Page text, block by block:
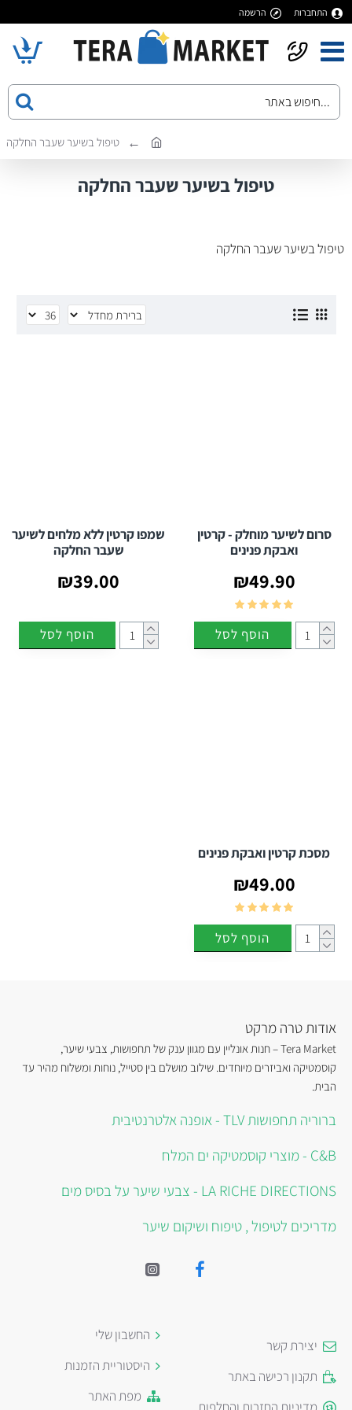
התחברות הרשמה
טיפול בשיער שעבר החלקה
טיפול בשיער שעבר החלקה
טיפול בשיער שעבר החלקה
סרום לשיער מוחלק - קרטין
ואבקת פנינים
₪49.90
הוסף לסל
שמפו קרטין ללא מלחים לשיער
שעבר החלקה
₪39.00
הוסף לסל
מסכת קרטין ואבקת פנינים
₪49.00
הוסף לסל
אודות טרה מרקט
Tera Market – חנות אונליין עם מגוון ענק של תחפושות, צבעי שיער,
קוסמטיקה ואביזרים מיוחדים. שילוב מושלם בין סטייל, נוחות ומשלוח מהיר עד
הבית.
ברוריה תחפושות TLV - אופנה אלטרנטיבית
C&B - מוצרי קוסמטיקה ים המלח
LA RICHE DIRECTIONS - צבעי שיער על בסיס מים
מדריכים לטיפול , טיפוח ושיקום שיער
יצירת קשר
תקנון רכישה באתר
מדיניות החזרות והחלפות
החשבון שלי
היסטוריית הזמנות
מפת האתר